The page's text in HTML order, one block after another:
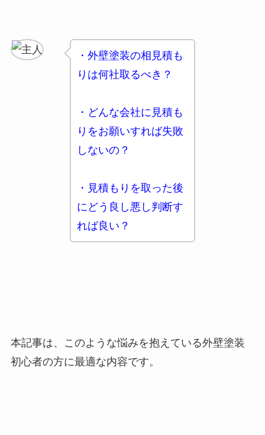
・外壁塗装の相見積も
りは何社取るべき？
・どんな会社に見積も
りをお願いすれば失敗
しないの？
・見積もりを取った後
にどう良し悪し判断す
れば良い？
本記事は、このような悩みを抱えている外壁塗装
初心者の方に最適な内容です。